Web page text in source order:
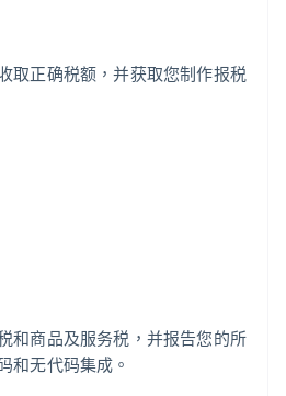
取正确税额，并获取您制作报税
和商品及服务税，并报告您的所
无代码集成。